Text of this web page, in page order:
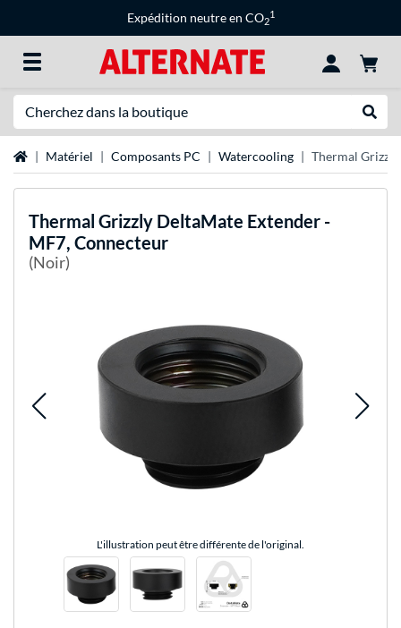
Expédition neutre en CO2
1
Page d'accueil
Matériel Composants PC Watercooling Thermal
Thermal Grizzly DeltaMate Extender -
MF7, Connecteur
(Noir)
L'illustration peut être différente de l'original.